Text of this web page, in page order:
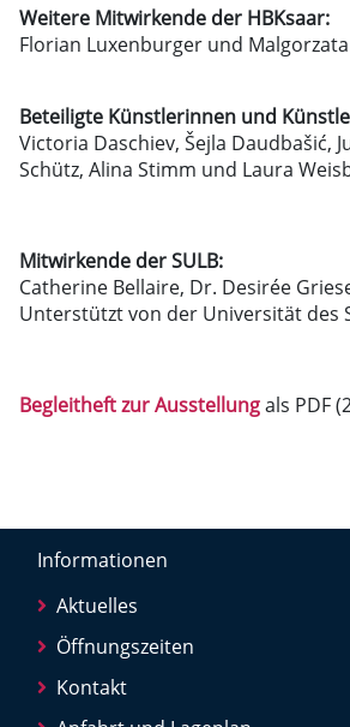
Weitere Mitwirkende der HBKsaar:
Florian Luxenburger und
Beteiligte Künstlerinnen und
Victoria Daschiev, Šejla Daudbašić,
Schütz, Alina Stimm und Laura
Mitwirkende der SULB:
Catherine Bellaire, Dr. Desirée
Unterstützt von der Universität des
Begleitheft zur Ausstellungals PDF
Informationen
Aktuelles
Öffnungszeiten
Kontakt